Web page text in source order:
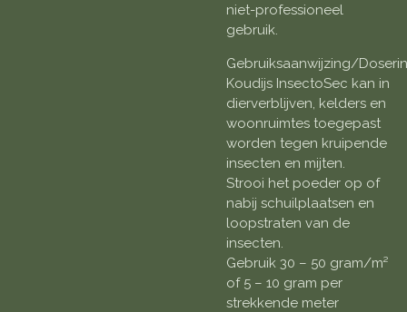
niet-professioneel
gebruik.
Gebruiksaanwijzing/
Koudijs InsectoSec kan in
dierverblijven, kelders en
woonruimtes toegepast
worden tegen kruipende
insecten en mijten.
Strooi het poeder op of
nabij schuilplaatsen en
loopstraten van de
insecten.
Gebruik 30 – 50 gram/m²
of 5 – 10 gram per
strekkende meter